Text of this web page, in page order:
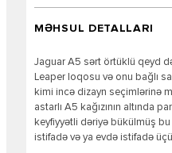
MƏHSUL DETALLARI
Jaguar A5 sərt örtüklü qeyd
Leaper loqosu və onu bağlı
kimi incə dizayn seçimlərinə
astarlı A5 kağızının altında
keyfiyyətli dəriyə bükülmüş
istifadə və ya evdə istifadə